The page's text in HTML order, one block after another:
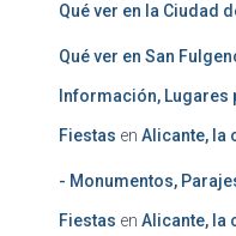
Qué ver en la Ciudad
Qué ver en San
Información, Lugares
Fiestas en Alicante, la
- Monumentos,
Fiestas en Alicante, la